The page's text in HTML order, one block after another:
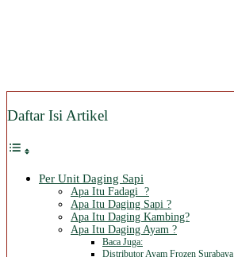
Daftar Isi Artikel
Per Unit Daging Sapi
Apa Itu Fadagi ?
Apa Itu Daging Sapi ?
Apa Itu Daging Kambing?
Apa Itu Daging Ayam ?
Baca Juga:
Distributor Ayam Frozen Surabaya